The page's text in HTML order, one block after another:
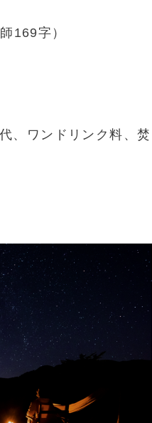
169字）
、ワンドリンク料、焚